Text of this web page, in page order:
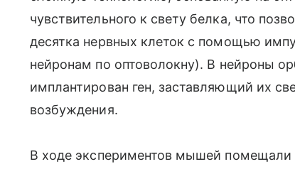
чувствительного к свету белка, что
десятка нервных клеток с помощью
нейронам по оптоволокну). В нейроны
имплантирован ген, заставляющий их
возбуждения.
В ходе экспериментов мышей помещали